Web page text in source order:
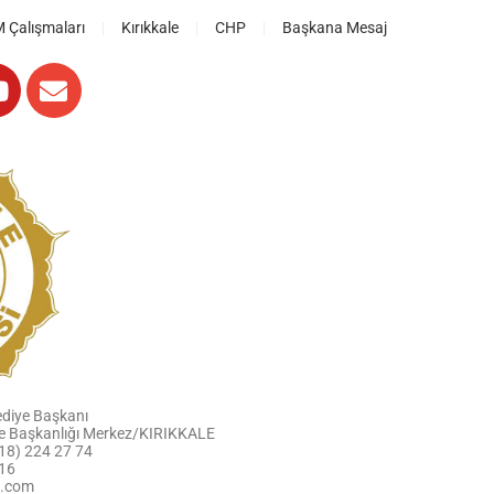
Çalışmaları Kırıkkale CHP Başkana Mesaj
Başkanı
Başkanlığı Merkez/KIRIKKALE
224 27 74